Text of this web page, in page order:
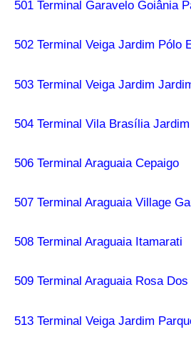
501 Terminal Garavelo Goiânia
502 Terminal Veiga Jardim Pólo
503 Terminal Veiga Jardim
504 Terminal Vila Brasília
506 Terminal Araguaia Cepaigo
507 Terminal Araguaia Village
508 Terminal Araguaia Itamarati
509 Terminal Araguaia Rosa Dos
513 Terminal Veiga Jardim